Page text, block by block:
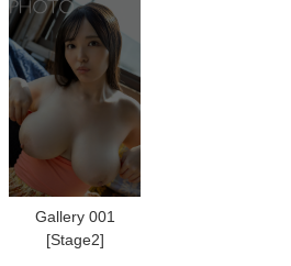
Gallery 001
[Stage2]